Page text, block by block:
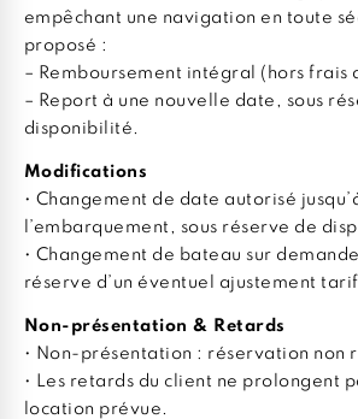
empêchant une navigation en toute
proposé :
– Remboursement intégral (hors frais
– Report à une nouvelle date, sous
disponibilité.
Modifications
• Changement de date autorisé
l’embarquement, sous réserve de
• Changement de bateau sur
réserve d’un éventuel ajustement
Non-présentation & Retards
• Non-présentation : réservation non
• Les retards du client ne prolongent
location prévue.